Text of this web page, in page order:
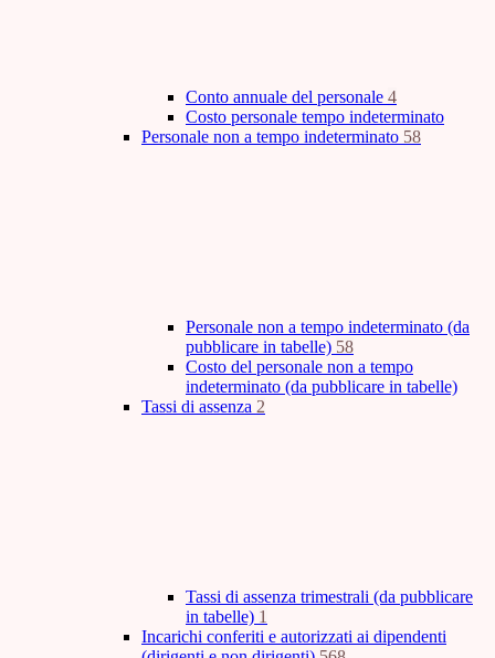
Conto annuale del personale 4
Costo personale tempo indeterminato
Personale non a tempo indeterminato 58
Personale non a tempo indeterminato (da
pubblicare in tabelle) 58
Costo del personale non a tempo
indeterminato (da pubblicare in tabelle)
Tassi di assenza 2
Tassi di assenza trimestrali (da pubblicare
in tabelle) 1
Incarichi conferiti e autorizzati ai dipendenti